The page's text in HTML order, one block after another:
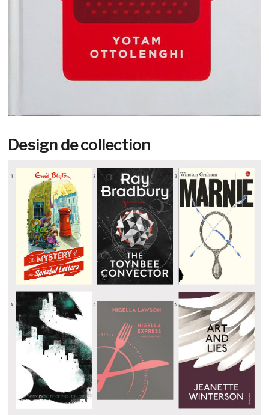
Design de collection